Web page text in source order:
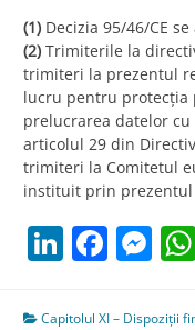
(1) Decizia 95/46/CE
(2) Trimiterile la
trimiteri la prezentul
lucru pentru protecția
prelucrarea datelor
articolul 29 din
trimiteri la Comitetul
instituit prin
LinkedIn
Capitolul XI – Dispoziții